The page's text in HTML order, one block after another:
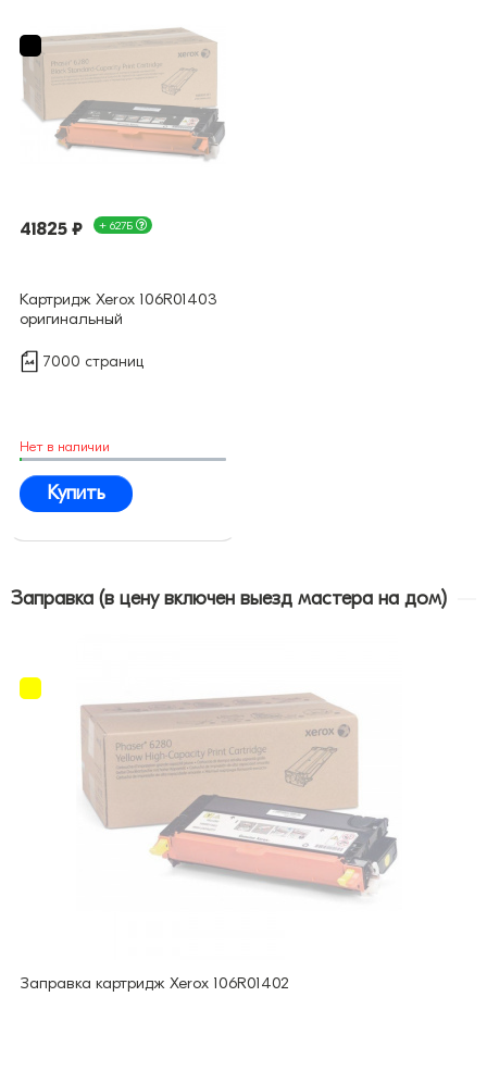
41825 ₽ + 627Б
Картридж Xerox 106R01403
оригинальный
7000 страниц
Нет в наличии
Купить
Заправка (в цену включен выезд мастера на дом)
Заправка картридж Xerox 106R01402